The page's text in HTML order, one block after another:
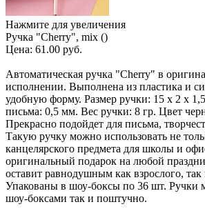
Нажмите для увеличения
Ручка "Cherry", mix ()
Цена: 61.00 руб.
Автоматическая ручка "Cherry" в
исполнении. Выполнена из пластика и
удобную форму. Размер ручки: 15 х 2 х
письма: 0,5 мм. Вес ручки: 8 гр. Цвет
Прекрасно подойдет для письма,
Такую ручку можно использовать не
канцелярского предмета для школы и
оригинальный подарок на любой
оставит равнодушным как взрослого, так
Упакованы в шоу-боксы по 36 шт. Ручки
шоу-боксами так и поштучно.